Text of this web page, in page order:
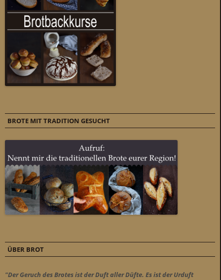
BROTE MIT TRADITION GESUCHT
ÜBER BROT
"Der Geruch des Brotes ist der Duft aller Düfte. Es ist der Urduft